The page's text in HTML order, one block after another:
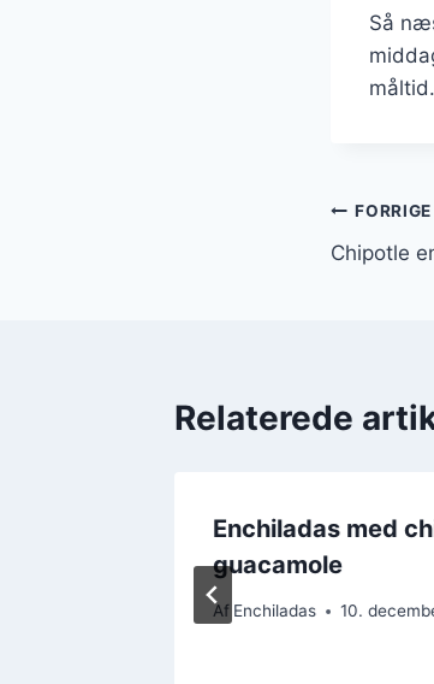
Så
måltid.
FORRIGE
Chipotle
Relaterede
Enchiladas med
guacamole
Af Enchiladas 10.